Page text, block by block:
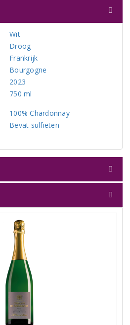
Wit
Droog
Frankrijk
Bourgogne
2023
750 ml
100% Chardonnay
Bevat sulfieten